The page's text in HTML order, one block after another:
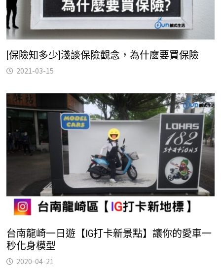
[保險知多少]淺談保險觀念，為什麼要買保險
2021-03-15
台南龍崎一日遊【IG打卡新景點】讓你的愛車一
秒化身模型
2020-04-21